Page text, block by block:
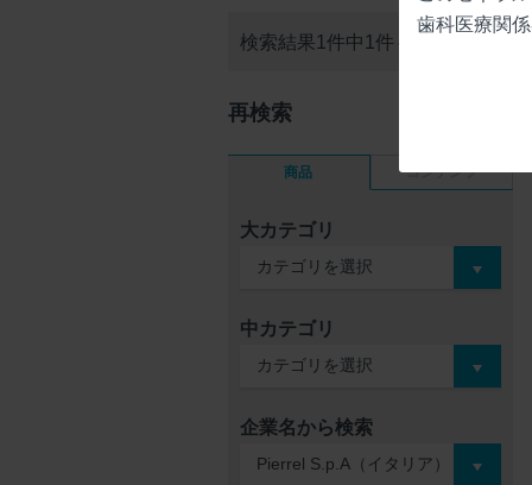
歯科医療関
検索結果1件中 1件～1件を表示
再検索
商品 コンテンツ
大カテゴリ
中カテゴリ
企業名から検索